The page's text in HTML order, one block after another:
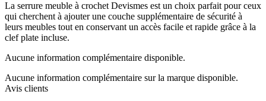
La serrure meuble à crochet Devismes est un choix parfait pour ceux
qui cherchent à ajouter une couche supplémentaire de sécurité à
leurs meubles tout en conservant un accès facile et rapide grâce à la
clef plate incluse.
Aucune information complémentaire disponible.
Aucune information complémentaire sur la marque disponible.
Avis clients